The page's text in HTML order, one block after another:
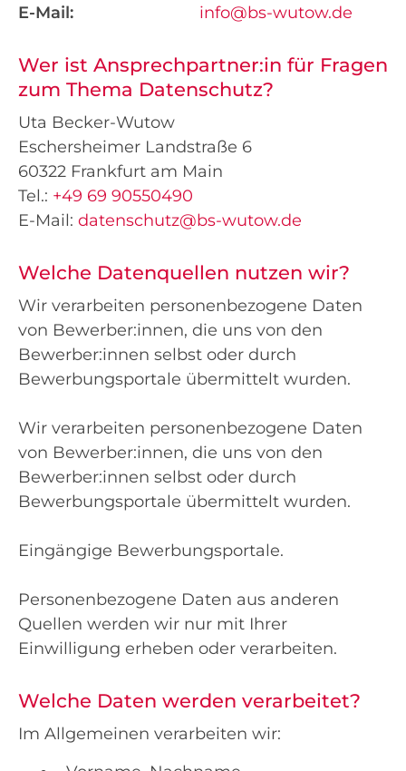
E-Mail:
info@bs-wutow.de
Wer ist Ansprechpartner:in für Fragen
zum Thema Datenschutz?
Uta Becker-Wutow
Eschersheimer Landstraße 6
60322 Frankfurt am Main
Tel.: +49 69 90550490
E-Mail: datenschutz@bs-wutow.de
Welche Datenquellen nutzen wir?
Wir verarbeiten personenbezogene Daten
von Bewerber:innen, die uns von den
Bewerber:innen selbst oder durch
Bewerbungsportale übermittelt wurden.
Wir verarbeiten personenbezogene Daten
von Bewerber:innen, die uns von den
Bewerber:innen selbst oder durch
Bewerbungsportale übermittelt wurden.
Eingängige Bewerbungsportale.
Personenbezogene Daten aus anderen
Quellen werden wir nur mit Ihrer
Einwilligung erheben oder verarbeiten.
Welche Daten werden verarbeitet?
Im Allgemeinen verarbeiten wir: